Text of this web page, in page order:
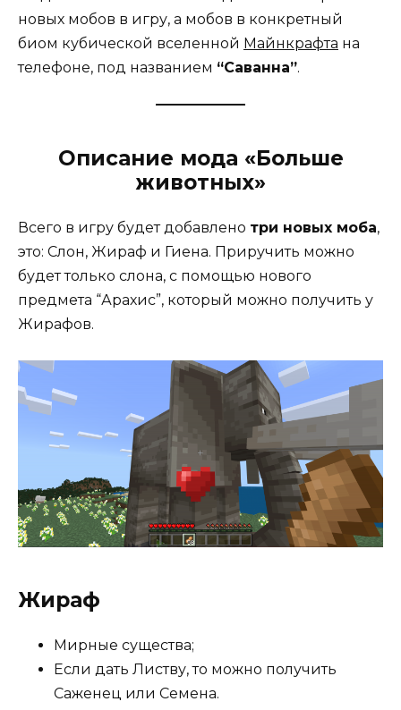
новых мобов в игру, а мобов в конкретный
биом кубической вселенной Майнкрафта на
телефоне, под названием “Саванна”.
Описание мода «Больше
животных»
Всего в игру будет добавлено три новых моба,
это: Слон, Жираф и Гиена. Приручить можно
будет только слона, с помощью нового
предмета “Арахис”, который можно получить у
Жирафов.
Жираф
Мирные существа;
Если дать Листву, то можно получить
Саженец или Семена.